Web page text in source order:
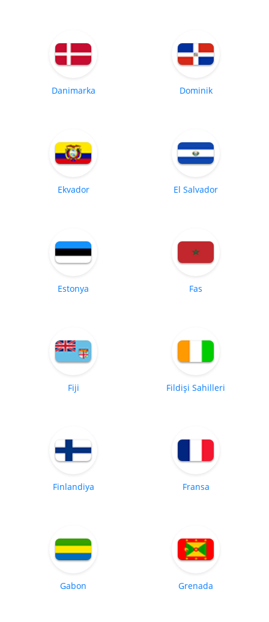
Danimarka Dominik
Ekvador El Salvador
Estonya Fas
Fiji Fildişi Sahilleri
Finlandiya Fransa
Gabon Grenada